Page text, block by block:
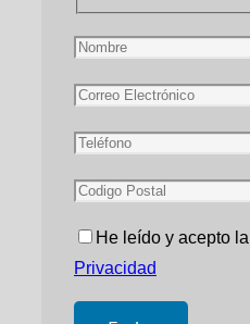
He leído y acepto la
Privacidad